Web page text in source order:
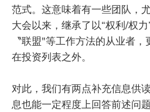
范式。这意味着有一些团队，
大会以来，继承了以“权利/权力
〝联盟"等工作方法的从业者
在投资列表之外。
对此，我们有两点补充信息供
息也能一定程度上回答前述问题